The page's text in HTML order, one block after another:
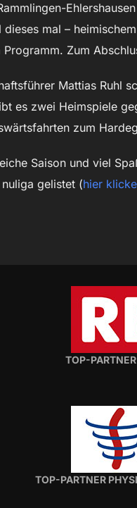
mal –
Zum
Mattias Ruhl
es zwei Heimspiele
zum
Saison und viel
gelistet (hier
TOP-
TOP-PARTNER